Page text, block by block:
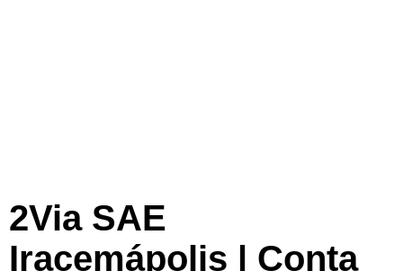
2Via SAE
Iracemápolis | Conta